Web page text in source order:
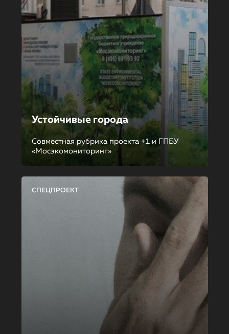
Устойчивые города
Совместная рубрика проекта +1 и ГПБУ
«Мосэкомониторинг»
СПЕЦПРОЕКТ